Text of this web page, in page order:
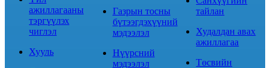
ажиллагааны
тэргүүлэх
чиглэл
Хууль
Газрын тосны
бүтээгдэхүүний
мэдээлэл
Нүүрсний
мэдээлэл
тайлан
Худалдан авах
ажиллагаа
Төсвийн